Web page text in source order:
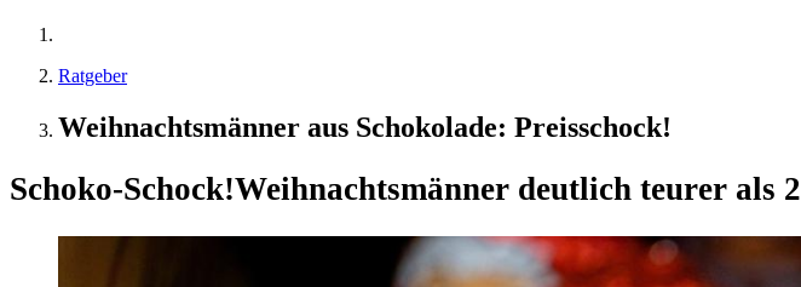
Ratgeber
Weihnachtsmänner aus Schokolade: Preisschock!
Schoko-Schock!Weihnachtsmänner deutlich teurer als